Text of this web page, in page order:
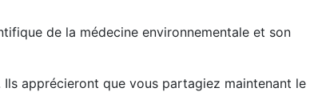
de la médecine environnementale et son
apprécieront que vous partagiez maintenant le